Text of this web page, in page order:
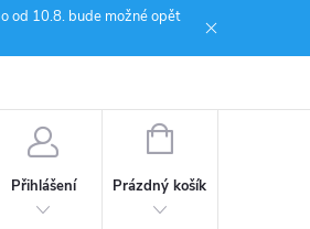
od 10.8. bude možné opět
Přihlášení
NÁKUPNÍ
Prázdný košík